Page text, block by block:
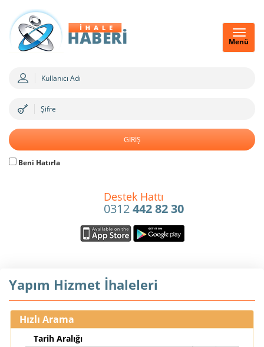
Menü
Beni Hatırla
Destek Hattı
0312442 82 30
Yapım Hizmet İhaleleri
Hızlı Arama
Tarih Aralığı